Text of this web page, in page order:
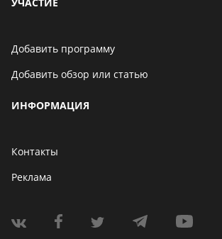
Добавить программу
Добавить обзор или статью
ИНФОРМАЦИЯ
Контакты
Реклама